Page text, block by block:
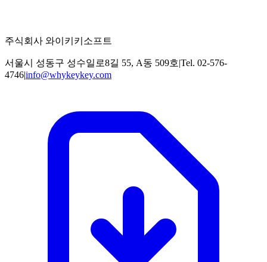
주식회사 와이키키소프트
서울시 성동구 성수일로8길 55, A동 509호|Tel. 02-576-
4746|info@whykeykey.com